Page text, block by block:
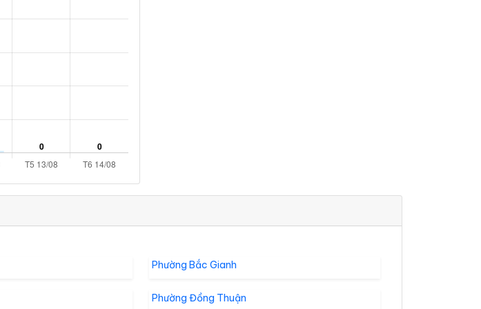
Phường Bắc Gianh
Phường Đồng Thuận